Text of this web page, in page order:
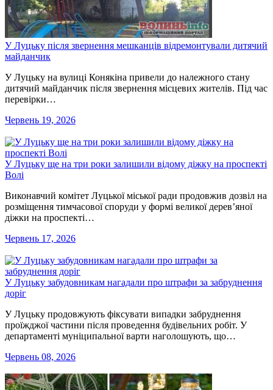
У Луцьку після звернення мешканців відремонтували дитячий
майданчик
У Луцьку на вулиці Конякіна привели до належного стану
дитячий майданчик після звернення місцевих жителів. Під час
перевірки…
Червень 19, 2026
У Луцьку ще на три роки залишили відому діжку на проспекті
Волі
Виконавчий комітет Луцької міської ради продовжив дозвіл на
розміщення тимчасової споруди у формі великої дерев’яної
діжки на проспекті…
Червень 17, 2026
У Луцьку забудовникам нагадали про штрафи за забруднення
доріг
У Луцьку продовжують фіксувати випадки забруднення
проїжджої частини після проведення будівельних робіт. У
департаменті муніципальної варти наголошують, що…
Червень 08, 2026